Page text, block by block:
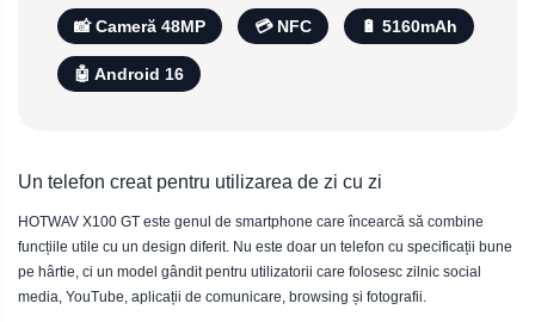
📸 Cameră 48MP 💳 NFC 🔋 5160mAh
🤖 Android 16
Un telefon creat pentru utilizarea de zi cu zi
HOTWAV X100 GT este genul de smartphone care încearcă să combine
funcțiile utile cu un design diferit. Nu este doar un telefon cu specificații bune
pe hârtie, ci un model gândit pentru utilizatorii care folosesc zilnic social
media, YouTube, aplicații de comunicare, browsing și fotografii.